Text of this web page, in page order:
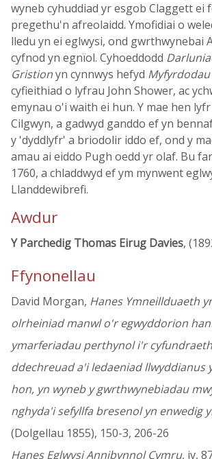
wyneb cyhuddiad yr esgob Claggett ei
pregethu'n afreolaidd. Ymofidiai o
lledu yn ei eglwysi, ond gwrthwynebai
cyfnod yn egnïol. Cyhoeddodd
Gristionyn cynnwys hefyd
cyfieithiad o lyfrau John Shower, ac
emynau o'i waith ei hun. Y mae hen
Cilgwyn, a gadwyd ganddo ef yn
y 'dyddlyfr' a briodolir iddo ef, ond y
amau ai eiddo Pugh oedd yr olaf. Bu
1760, a chladdwyd ef ym mynwent
Llanddewibrefi.
Awdur
Y Parchedig Thomas Eirug Davies,
Ffynonellau
David Morgan, Hanes Ymneillduaeth
olrheiniad manwl o'r egwyddorion
ymarferiadau perthynol i'r
ddechreuad a'i ledaeniad llwyddianus
hon, yn wyneb y gwrthwynebiadau
nghyda'i sefyllfa bresenol yn enwedig
(Dolgellau 1855), 150-3, 206-26
Hanes Eglwysi Annibynnol Cymru, iv,